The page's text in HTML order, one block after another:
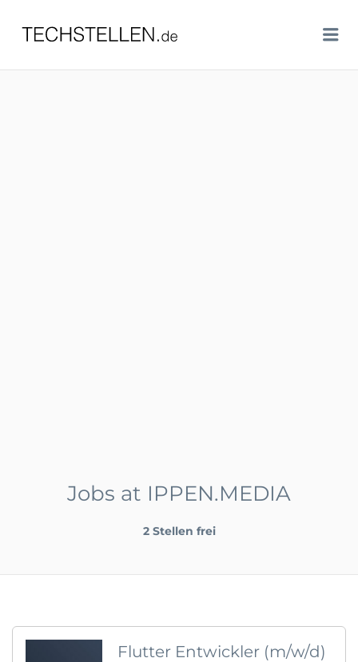
TECHSTELLEN.DE
Jobs at IPPEN.MEDIA
2 Stellen frei
Flutter Entwickler (m/w/d)